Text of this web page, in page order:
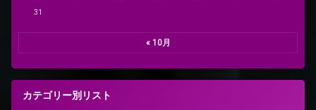
31
« 10月
カテゴリー別リスト